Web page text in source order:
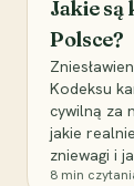
Jakie są
Polsce?
Kodeksu
cywilną za
jakie
zniewagi i
8 min